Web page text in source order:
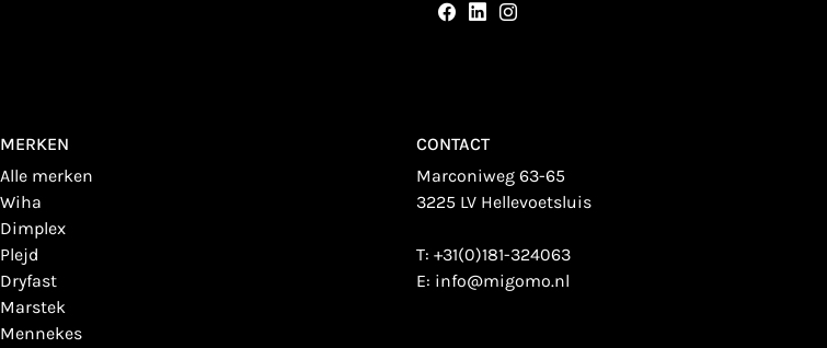
MERKEN
alle merken
wiha
dimplex
plejd
dryfast
marstek
mennekes
CONTACT
Marconiweg 63-65
3225 LV Hellevoetsluis
T:+31(0)181-324063
E: info@migomo.nl